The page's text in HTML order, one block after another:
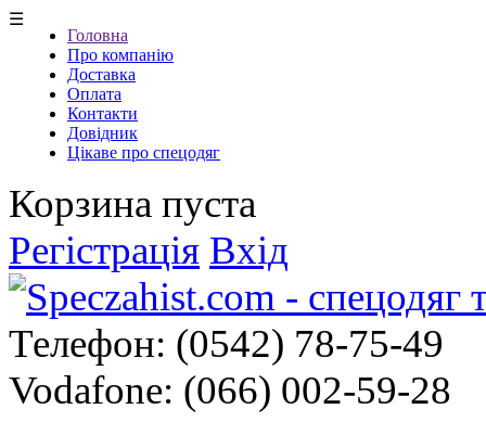
☰
Головна
Про компанію
Доставка
Оплата
Контакти
Довідник
Цікаве про спецодяг
Корзина пуста
Регістрація Вхід
Телефон: (0542) 78-75-49
Vodafone: (066) 002-59-28